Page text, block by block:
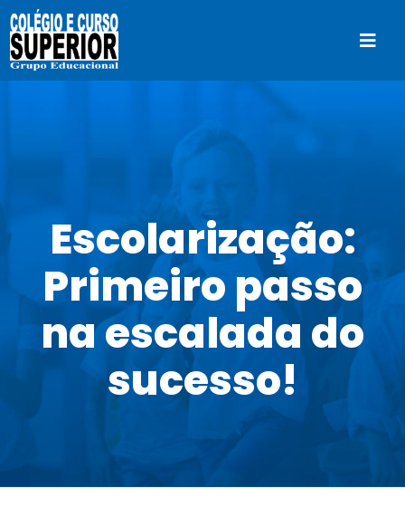
para
conteúdo
Contato
Secretaria Virtual
Escolarização:
Primeiro passo
na escalada do
sucesso!